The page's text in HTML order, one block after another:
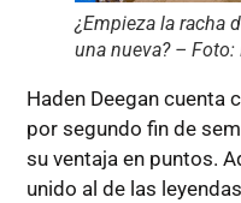
¿Empieza la racha
una nueva? – Foto:
Haden Deegan cuenta
por segundo fin de
su ventaja en puntos.
unido al de las